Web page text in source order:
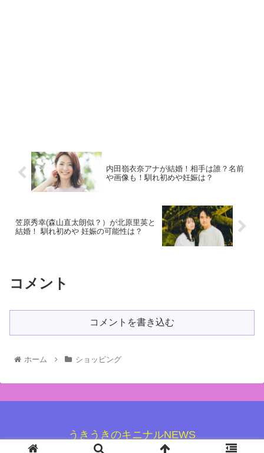
内田嶺衣奈アナが結婚！相手は誰？名前
や画像も！馴れ初めや妊娠は？
笠原秀幸(森山直太朗似？）が北原里英と
結婚！ 馴れ初めや 妊娠の可能性は？
コメント
コメントを書き込む
ホーム ショッピング
うきうきのキニナルNEWS